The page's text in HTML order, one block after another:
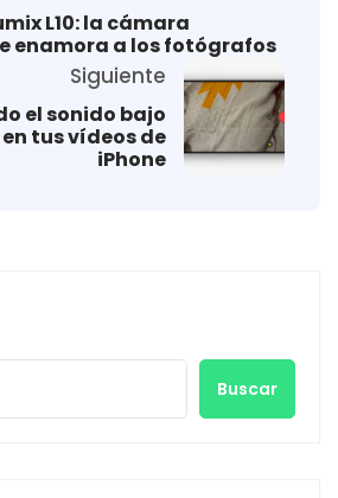
L10: la cámara
enamora a los fotógrafos
Siguiente
el sonido bajo
tus vídeos de
iPhone
Buscar